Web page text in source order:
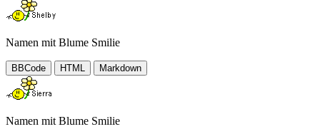
Namen mit Blume Smilie
BBCode HTML Markdown
Namen mit Blume Smilie